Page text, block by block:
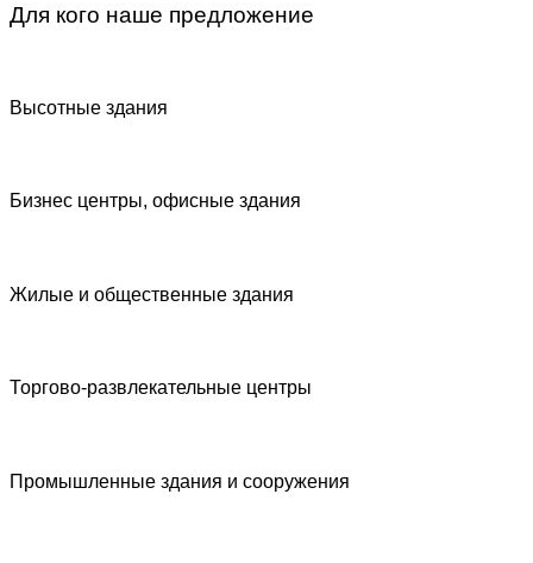
Для кого наше предложение
Высотные здания
Бизнес центры, офисные здания
Жилые и общественные здания
Торгово-развлекательные центры
Промышленные здания и сооружения